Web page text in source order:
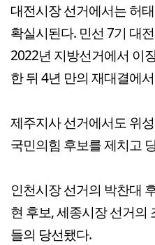
대전시장 선거에서는 허
확실시된다. 민선 7기 대
2022년 지방선거에서 이
한 뒤 4년 만의 재대결에
제주지사 선거에서도 위
국민의힘 후보를 제치고
인천시장 선거의 박찬대
현 후보, 세종시장 선거의
들의 당선됐다.